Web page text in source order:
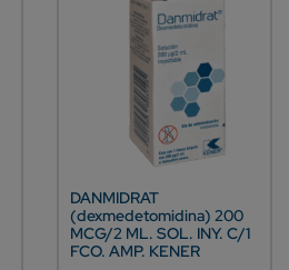
DANMIDRAT
(dexmedetomidina) 200
MCG/2 ML. SOL. INY. C/1
FCO. AMP. KENER